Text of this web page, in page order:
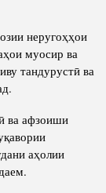
неругоҳҳои
муосир ва
тандурустӣ ва
ва афзоиши
аҳолии